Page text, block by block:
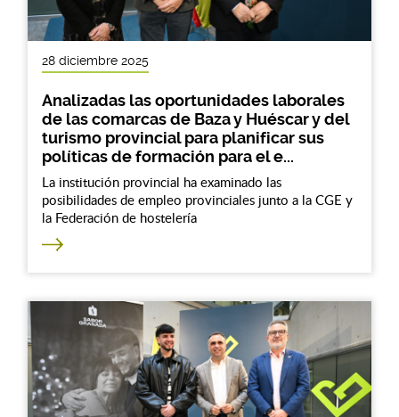
28 diciembre 2025
Analizadas las oportunidades laborales
de las comarcas de Baza y Huéscar y del
turismo provincial para planificar sus
políticas de formación para el e...
La institución provincial ha examinado las
posibilidades de empleo provinciales junto a la CGE y
la Federación de hostelería